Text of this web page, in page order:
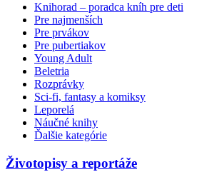
Knihorad – poradca kníh pre deti
Pre najmenších
Pre prvákov
Pre pubertiakov
Young Adult
Beletria
Rozprávky
Sci-fi, fantasy a komiksy
Leporelá
Náučné knihy
Ďalšie kategórie
Životopisy a reportáže